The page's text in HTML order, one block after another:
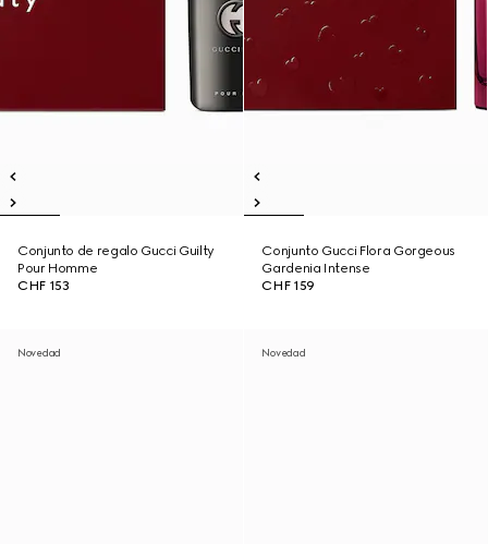
Conjunto de regalo Gucci Guilty
Pour Homme
CHF 153
Conjunto Gucci Flora Gorgeous
Gardenia Intense
CHF 159
Novedad Novedad